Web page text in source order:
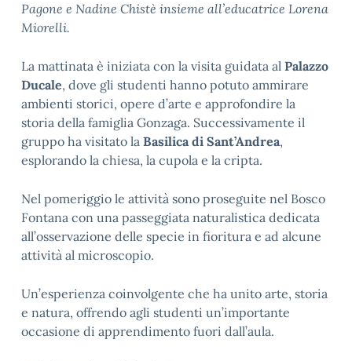
Pagone e Nadine Chistè insieme all’educatrice Lorena
Miorelli.
La mattinata è iniziata con la visita guidata al Palazzo
Ducale, dove gli studenti hanno potuto ammirare
ambienti storici, opere d’arte e approfondire la
storia della famiglia Gonzaga. Successivamente il
gruppo ha visitato la Basilica di Sant’Andrea,
esplorando la chiesa, la cupola e la cripta.
Nel pomeriggio le attività sono proseguite nel Bosco
Fontana con una passeggiata naturalistica dedicata
all’osservazione delle specie in fioritura e ad alcune
attività al microscopio.
Un’esperienza coinvolgente che ha unito arte, storia
e natura, offrendo agli studenti un’importante
occasione di apprendimento fuori dall’aula.